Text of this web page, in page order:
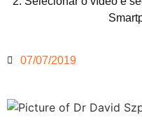
07/07/2019